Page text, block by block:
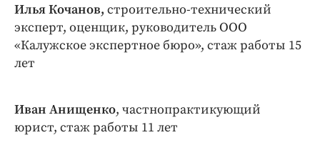
Клиника года
Бренд года
Работодатель года
Илья Кочанов, строительно-технический
эксперт, оценщик, руководитель ООО
«Калужское экспертное бюро», стаж работы 15
лет
Иван Анищенко, частнопрактикующий
юрист, стаж работы 11 лет